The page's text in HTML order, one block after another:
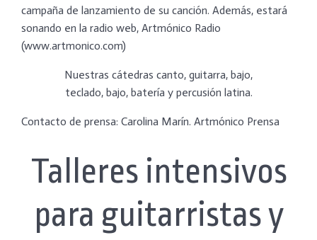
campaña de lanzamiento de su canción. Además, estará
sonando en la radio web, Artmónico Radio
(www.artmonico.com)
Nuestras cátedras canto, guitarra, bajo,
teclado, bajo, batería y percusión latina.
Contacto de prensa: Carolina Marín. Artmónico Prensa
Talleres intensivos
para guitarristas y